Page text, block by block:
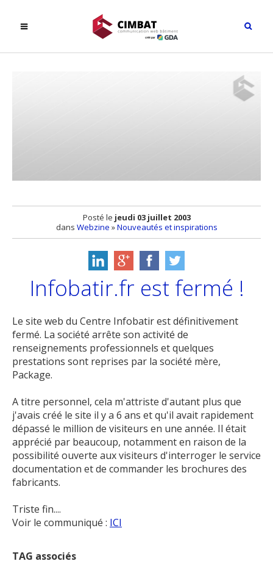
Posté le jeudi 03 juillet 2003
dans Webzine »Nouveautés et inspirations
Infobatir.fr est fermé !
Le site web du Centre Infobatir est définitivement
fermé. La société arrête son activité de
renseignements professionnels et quelques
prestations sont reprises par la société mère,
Package.
A titre personnel, cela m'attriste d'autant plus que
j'avais créé le site il y a 6 ans et qu'il avait rapidement
dépassé le million de visiteurs en une année. Il était
apprécié par beaucoup, notamment en raison de la
possibilité ouverte aux visiteurs d'interroger le service
documentation et de commander les brochures des
fabricants.
Triste fin....
Voir le communiqué : ICI
TAG associés